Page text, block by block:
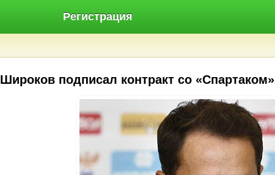
Регистрация
Широков подписал контракт со «Спартаком»